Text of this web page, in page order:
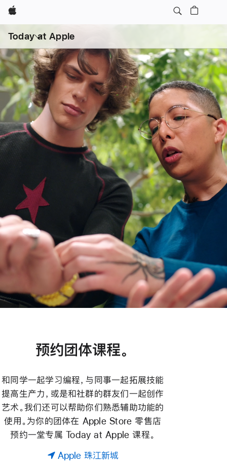
Apple
Today at Apple
单
预约团体课程。
和同学一起学习编程，与同事一起拓展技能
提高生产力，或是和社群的群友们一起创作
艺术。我们还可以帮助你们熟悉辅助功能的
使用。为你的团体在 Apple Store 零售店
预约一堂专属 Today at Apple 课程。
Apple 珠江新城